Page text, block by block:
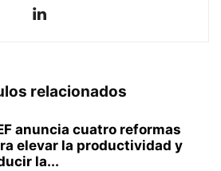
relacionados
anuncia cuatro reformas
elevar la productividad y
la...